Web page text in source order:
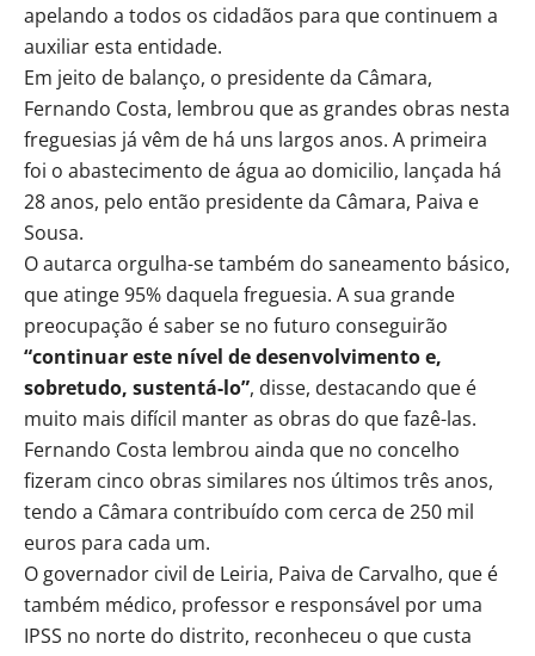
apelando a todos os cidadãos para que continuem a
auxiliar esta entidade.
Em jeito de balanço, o presidente da Câmara,
Fernando Costa, lembrou que as grandes obras nesta
freguesias já vêm de há uns largos anos. A primeira
foi o abastecimento de água ao domicilio, lançada há
28 anos, pelo então presidente da Câmara, Paiva e
Sousa.
O autarca orgulha-se também do saneamento básico,
que atinge 95% daquela freguesia. A sua grande
preocupação é saber se no futuro conseguirão
“continuar este nível de desenvolvimento e,
sobretudo, sustentá-lo”, disse, destacando que é
muito mais difícil manter as obras do que fazê-las.
Fernando Costa lembrou ainda que no concelho
fizeram cinco obras similares nos últimos três anos,
tendo a Câmara contribuído com cerca de 250 mil
euros para cada um.
O governador civil de Leiria, Paiva de Carvalho, que é
também médico, professor e responsável por uma
IPSS no norte do distrito, reconheceu o que custa